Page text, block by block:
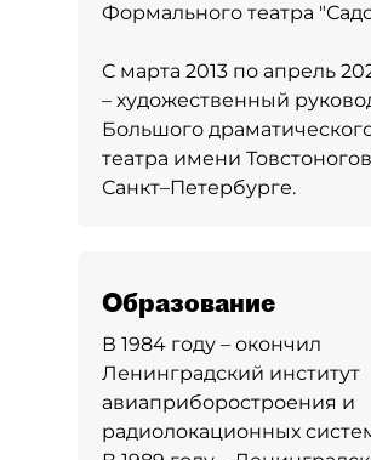
Формального театра
С марта 2013 по апрель
– художественный
Большого
театра имени
Санкт–Петербурге.
Образование
В 1984 году – окончил
Ленинградский институт
авиаприборостроения и
радиолокационных